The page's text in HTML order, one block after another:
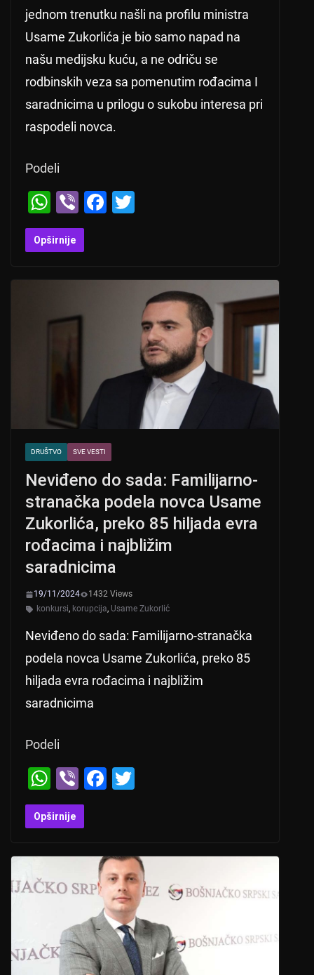
jednom trenutku našli na profilu ministra
Usame Zukorlića je bio samo napad na
našu medijsku kuću, a ne odriču se
rodbinskih veza sa pomenutim rođacima I
saradnicima u prilogu o sukobu interesa pri
raspodeli novca.
Podeli
W
h
at
p
Vi
b
er
F
Opširnije
DRUŠTVO SVE VESTI
Neviđeno do sada: Familijarno-
stranačka podela novca Usame
Zukorlića, preko 85 hiljada evra
rođacima i najbližim
saradnicima
19/11/2024
1432 Views
konkursi, korupcija, Usame Zukorlić
Neviđeno do sada: Familijarno-stranačka
podela novca Usame Zukorlića, preko 85
hiljada evra rođacima i najbližim
saradnicima
Podeli
W
h
at
p
Vi
b
er
F
b
o
o
k
Opširnije